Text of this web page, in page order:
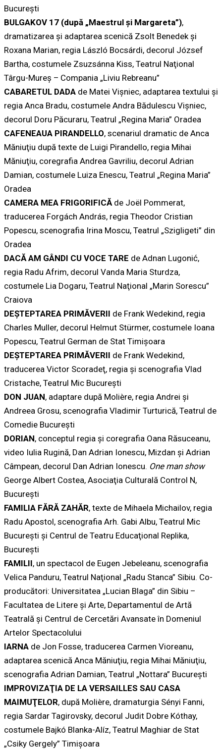
Bucureşti
BULGAKOV 17 (după „Maestrul şi Margareta”),
dramatizarea şi adaptarea scenică Zsolt Benedek şi
Roxana Marian, regia László Bocsárdi, decorul József
Bartha, costumele Zsuzsánna Kiss, Teatrul Naţional
Târgu-Mureș – Compania „Liviu Rebreanu”
CABARETUL DADA de Matei Vişniec, adaptarea textului şi
regia Anca Bradu, costumele Andra Bădulescu Vişniec,
decorul Doru Păcuraru, Teatrul „Regina Maria” Oradea
CAFENEAUA PIRANDELLO, scenariul dramatic de Anca
Măniuţiu după texte de Luigi Pirandello, regia Mihai
Măniuţiu, coregrafia Andrea Gavriliu, decorul Adrian
Damian, costumele Luiza Enescu, Teatrul „Regina Maria”
Oradea
CAMERA MEA FRIGORIFICĂ de Joël Pommerat,
traducerea Forgách András, regia Theodor Cristian
Popescu, scenografia Irina Moscu, Teatrul „Szigligeti” din
Oradea
DACĂ AM GÂNDI CU VOCE TARE de Adnan Lugonić,
regia Radu Afrim, decorul Vanda Maria Sturdza,
costumele Lia Dogaru, Teatrul Naţional „Marin Sorescu”
Craiova
DEŞTEPTAREA PRIMĂVERII de Frank Wedekind, regia
Charles Muller, decorul Helmut Stürmer, costumele Ioana
Popescu, Teatrul German de Stat Timişoara
DEŞTEPTAREA PRIMĂVERII de Frank Wedekind,
traducerea Victor Scoradeţ, regia şi scenografia Vlad
Cristache, Teatrul Mic Bucureşti
DON JUAN, adaptare după Molière, regia Andrei şi
Andreea Grosu, scenografia Vladimir Turturică, Teatrul de
Comedie Bucureşti
DORIAN, conceptul regia şi coregrafia Oana Răsuceanu,
video Iulia Rugină, Dan Adrian Ionescu, Mizdan și Adrian
Câmpean, decorul Dan Adrian Ionescu. One man show
George Albert Costea, Asociaţia Culturală Control N,
București
FAMILIA FĂRĂ ZAHĂR, texte de Mihaela Michailov, regia
Radu Apostol, scenografia Arh. Gabi Albu, Teatrul Mic
Bucureşti şi Centrul de Teatru Educaţional Replika,
București
FAMILII, un spectacol de Eugen Jebeleanu, scenografia
Velica Panduru, Teatrul Naţional „Radu Stanca” Sibiu. Co-
producători: Universitatea „Lucian Blaga” din Sibiu –
Facultatea de Litere şi Arte, Departamentul de Artă
Teatrală şi Centrul de Cercetări Avansate în Domeniul
Artelor Spectacolului
IARNA de Jon Fosse, traducerea Carmen Vioreanu,
adaptarea scenică Anca Măniuţiu, regia Mihai Măniuţiu,
scenografia Adrian Damian, Teatrul „Nottara” Bucureşti
IMPROVIZAŢIA DE LA VERSAILLES SAU CASA
MAIMUŢELOR, după Molière, dramaturgia Sényi Fanni,
regia Sardar Tagirovsky, decorul Judit Dobre Kóthay,
costumele Bajkó Blanka-Alíz, Teatrul Maghiar de Stat
„Csiky Gergely” Timişoara